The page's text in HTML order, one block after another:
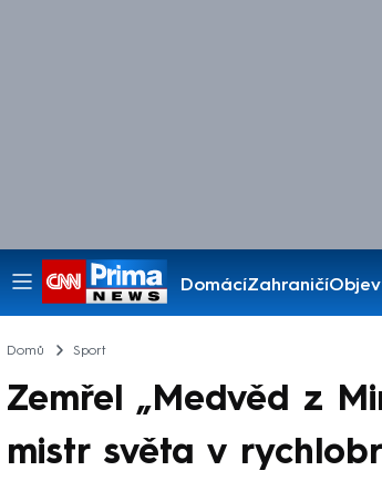
DomácíZahraničí
Pořady
Domů Sport
Zemřel „Medvěd z
mistr světa v